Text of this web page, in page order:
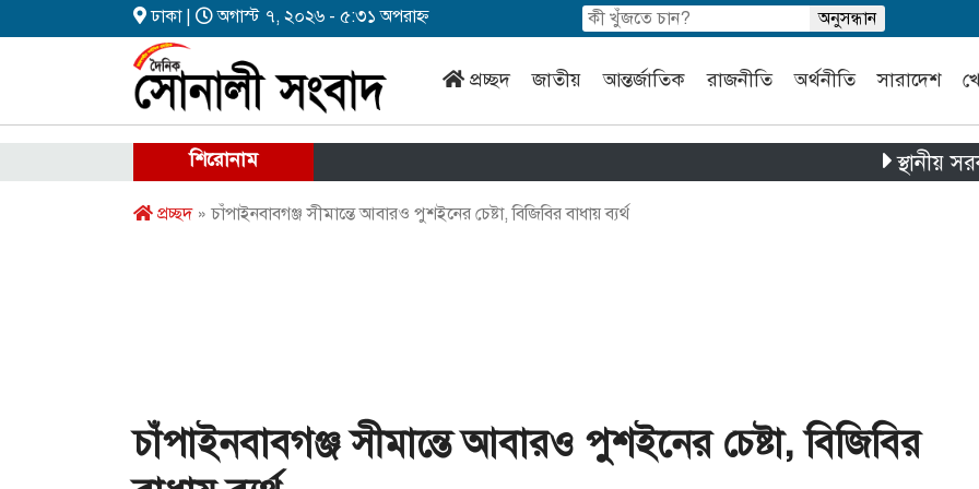
ঢাকা | অগাস্ট ৭, ২০২৬ - ৫:৩১ অপরাহ্ন
প্রচ্ছদ জাতীয় আন্তর্জাতিক রাজনীতি অর্থনীতি সারাদেশ
শিরোনাম স্থানীয় সরকার
প্রচ্ছদ» চাঁপাইনবাবগঞ্জ সীমান্তে আবারও পুশইনের চেষ্টা, বিজিবির বাধায় ব্যর্থ
চাঁপাইনবাবগঞ্জ সীমান্তে আবারও পুশইনের চেষ্টা, বিজিবির